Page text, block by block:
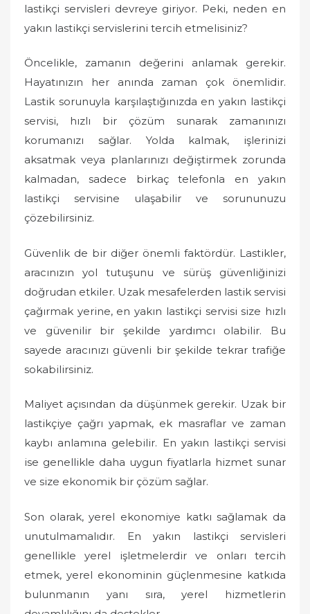
lastikçi servisleri devreye giriyor. Peki, neden en
yakın lastikçi servislerini tercih etmelisiniz?
Öncelikle, zamanın değerini anlamak gerekir.
Hayatınızın her anında zaman çok önemlidir.
Lastik sorunuyla karşılaştığınızda en yakın lastikçi
servisi, hızlı bir çözüm sunarak zamanınızı
korumanızı sağlar. Yolda kalmak, işlerinizi
aksatmak veya planlarınızı değiştirmek zorunda
kalmadan, sadece birkaç telefonla en yakın
lastikçi servisine ulaşabilir ve sorununuzu
çözebilirsiniz.
Güvenlik de bir diğer önemli faktördür. Lastikler,
aracınızın yol tutuşunu ve sürüş güvenliğinizi
doğrudan etkiler. Uzak mesafelerden lastik servisi
çağırmak yerine, en yakın lastikçi servisi size hızlı
ve güvenilir bir şekilde yardımcı olabilir. Bu
sayede aracınızı güvenli bir şekilde tekrar trafiğe
sokabilirsiniz.
Maliyet açısından da düşünmek gerekir. Uzak bir
lastikçiye çağrı yapmak, ek masraflar ve zaman
kaybı anlamına gelebilir. En yakın lastikçi servisi
ise genellikle daha uygun fiyatlarla hizmet sunar
ve size ekonomik bir çözüm sağlar.
Son olarak, yerel ekonomiye katkı sağlamak da
unutulmamalıdır. En yakın lastikçi servisleri
genellikle yerel işletmelerdir ve onları tercih
etmek, yerel ekonominin güçlenmesine katkıda
bulunmanın yanı sıra, yerel hizmetlerin